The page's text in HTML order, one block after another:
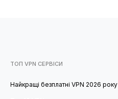
ТОП VPN СЕРВІСИ
Найкращі безплатні VPN 2026 року